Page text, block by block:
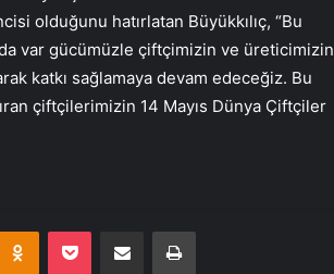
olduğunu hatırlatan Büyükkılıç, “Bu
var gücümüzle çiftçimizin ve üreticimizin
katkı sağlamaya devam edeceğiz. Bu
çiftçilerimizin 14 Mayıs Dünya Çiftçiler
Odnoklassniki
Pocket E-Posta ile paylaş Yazdır